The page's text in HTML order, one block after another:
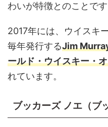
わいが特徴とのことです
2017年には、ウイスキ
毎年発行するJim
ールド・ウイスキー・
れています。
ブッカーズ ノエ（ブ